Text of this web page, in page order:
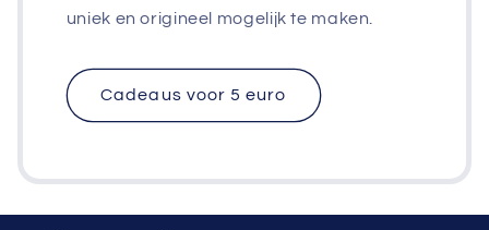
uniek en origineel mogelijk te maken.
Cadeaus voor 5 euro